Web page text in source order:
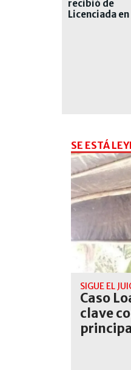
recibió de
Licenciada en
SE ESTÁ
SIGUE EL
Caso
clave